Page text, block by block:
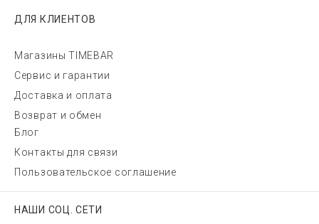
ДЛЯ КЛИЕНТОВ
Магазины TIMEBAR
Сервис и гарантии
Доставка и оплата
Возврат и обмен
Блог
Контакты для связи
Пользовательское соглашение
НАШИ СОЦ. СЕТИ